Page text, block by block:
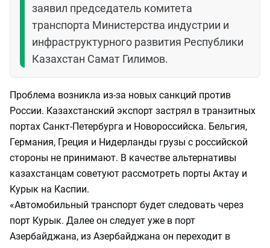
заявил председатель комитета
транспорта Министерства индустрии и
инфраструктурного развития Республики
Казахстан Самат Гилимов.
Проблема возникла из-за новых санкций против
России. Казахстанский экспорт застрял в транзитных
портах Санкт-Петербурга и Новороссийска. Бельгия,
Германия, Греция и Нидерланды грузы с российской
стороны не принимают. В качестве альтернативы
казахстанцам советуют рассмотреть порты Актау и
Курык на Каспии.
«Автомобильный транспорт будет следовать через
порт Курык. Далее он следует уже в порт
Азербайджана, из Азербайджана он переходит в